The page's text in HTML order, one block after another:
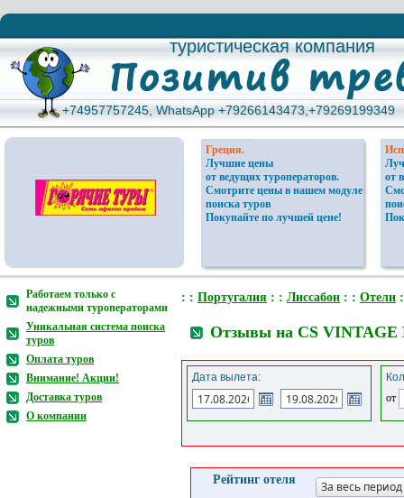
туристическая компания
туристическая компания
+74957757245, WhatsApp +79266143473,+79269199349
+74957757245, WhatsApp +79266143473,+79269199349
Греция.
Лучшие цены
от ведущих туроператоров.
Смотрите цены в нашем модуле
поиска туров
Покупайте по лучшей цене!
от
Работаем только с
надежными туроператорами
Уникальная система поиска
туров
Оплата туров
Внимание! Акции!
Доставка туров
О компании
: : Португалия : : Лиссабон : : Отели
Отзывы на CS VINTAGE
Дата вылета:
от
Рейтинг отеля За весь период